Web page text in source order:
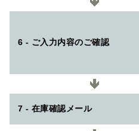
6 - ご入力内容のご確認
7 - 在庫確認メール